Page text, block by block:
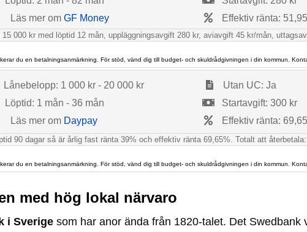
Läs mer om GF Money
Effektiv ränta:
15 000 kr med löptid 12 mån, uppläggningsavgift 280 kr, aviavgift 45 kr/mån,
du en betalningsanmärkning. För stöd, vänd dig till budget- och skuldrådgivningen i din kommun.
Lånebelopp: 1 000 kr - 20 000 kr
Löptid: 1 mån - 36 mån
Läs mer om Daypay
Utan UC: Ja
Startavgift: 300 kr
Effektiv ränta:
90 dagar så är årlig fast ränta 39% och effektiv ränta 69,65%. Totalt att
du en betalningsanmärkning. För stöd, vänd dig till budget- och skuldrådgivningen i din kommun.
med hög lokal närvaro
i Sverigesom har anor ända från 1820-talet. Det Swedbank